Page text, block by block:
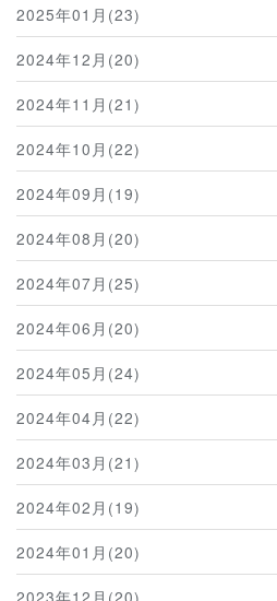
2025年01月(23)
2024年12月(20)
2024年11月(21)
2024年10月(22)
2024年09月(19)
2024年08月(20)
2024年07月(25)
2024年06月(20)
2024年05月(24)
2024年04月(22)
2024年03月(21)
2024年02月(19)
2024年01月(20)
2023年12月(20)